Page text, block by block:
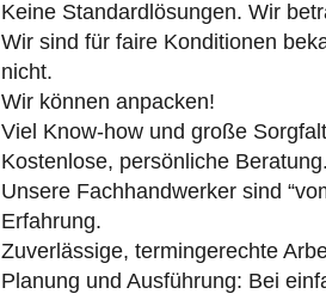
Wir sind für faire Konditionen
nicht.
Wir können anpacken!
Viel Know-how und große
Kostenlose, persönliche Beratung.
Unsere Fachhandwerker sind
Erfahrung.
Zuverlässige, termingerechte
Planung und Ausführung: Bei